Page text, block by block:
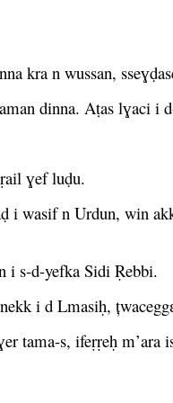
kra n wussan,
dinna. Aṭas lɣaci i
ɣef luḍu.
wasif n Urdun, win
i s-d-yefka Sidi Ṛebbi.
i d Lmasiḥ,
tama-s, ifeṛṛeḥ m’ara